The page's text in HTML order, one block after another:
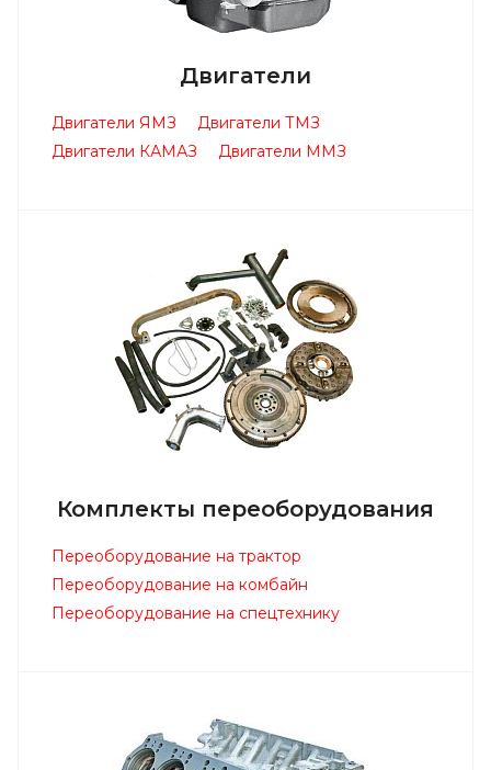
Двигатели
Двигатели ЯМЗ
Двигатели ТМЗ
Двигатели КАМАЗ
Двигатели ММЗ
Комплекты переоборудования
Переоборудование на трактор
Переоборудование на комбайн
Переоборудование на спецтехнику